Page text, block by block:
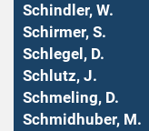
Schindler, W.
Schirmer, S.
Schlegel, D.
Schlutz, J.
Schmeling, D.
Schmidhuber, M.